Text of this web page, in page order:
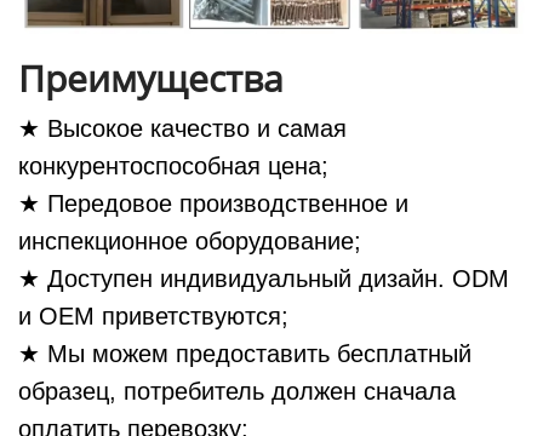
Преимущества
★ Высокое качество и самая
конкурентоспособная цена;
★ Передовое производственное и
инспекционное оборудование;
★ Доступен индивидуальный дизайн. ODM
и OEM приветствуются;
★ Мы можем предоставить бесплатный
образец, потребитель должен сначала
оплатить перевозку;